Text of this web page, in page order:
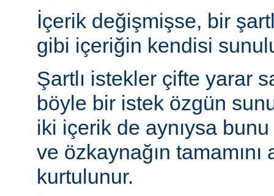
İçerik değişmişse, bir
gibi içeriğin kendisi
Şartlı istekler çifte yarar
böyle bir istek özgün
iki içerik de aynıysa
ve özkaynağın
kurtulunur.